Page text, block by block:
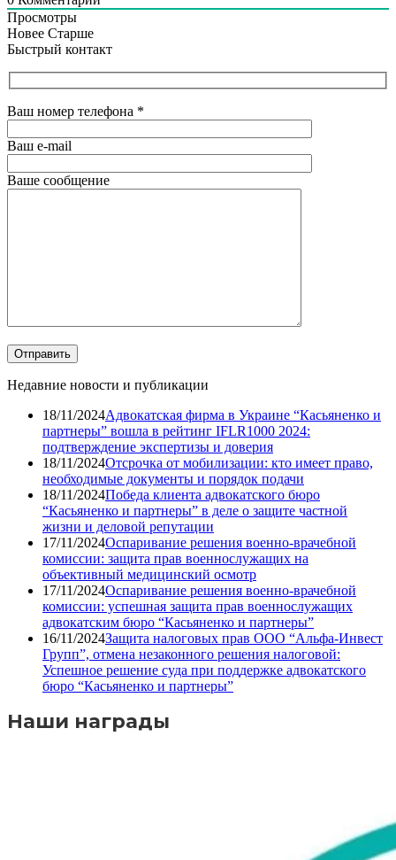
Просмотры
Новее Старше
Быстрый контакт
Ваш номер телефона *
Ваш e-mail
Ваше сообщение
Недавние новости и публикации
18/11/2024Адвокатская фирма в Украине “Касьяненко и
партнеры” вошла в рейтинг IFLR1000 2024:
подтверждение экспертизы и доверия
18/11/2024Отсрочка от мобилизации: кто имеет право,
необходимые документы и порядок подачи
18/11/2024Победа клиента адвокатского бюро
“Касьяненко и партнеры” в деле о защите частной
жизни и деловой репутации
17/11/2024Оспаривание решения военно-врачебной
комиссии: защита прав военнослужащих на
объективный медицинский осмотр
17/11/2024Оспаривание решения военно-врачебной
комиссии: успешная защита прав военнослужащих
адвокатским бюро “Касьяненко и партнеры”
16/11/2024Защита налоговых прав ООО “Альфа-Инвест
Групп”, отмена незаконного решения налоговой:
Успешное решение суда при поддержке адвокатского
бюро “Касьяненко и партнеры”
Наши награды